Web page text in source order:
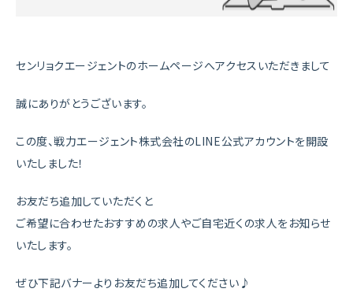
センリョクエージェントのホームページへアクセスいただきまして
誠にありがとうございます。
この度、戦力エージェント株式会社のLINE公式アカウントを開設
いたしました！
お友だち追加していただくと
ご希望に合わせたおすすめの求人やご自宅近くの求人をお知らせ
いたします。
ぜひ下記バナーよりお友だち追加してください♪